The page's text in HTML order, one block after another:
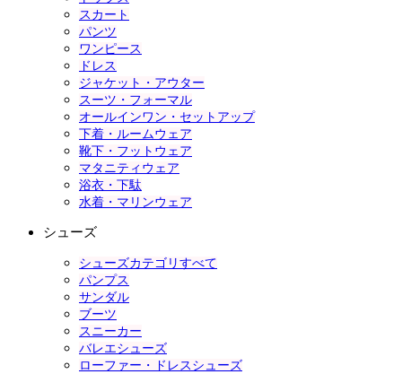
スカート
パンツ
ワンピース
ドレス
ジャケット・アウター
スーツ・フォーマル
オールインワン・セットアップ
下着・ルームウェア
靴下・フットウェア
マタニティウェア
浴衣・下駄
水着・マリンウェア
シューズ
シューズカテゴリすべて
パンプス
サンダル
ブーツ
スニーカー
バレエシューズ
ローファー・ドレスシューズ